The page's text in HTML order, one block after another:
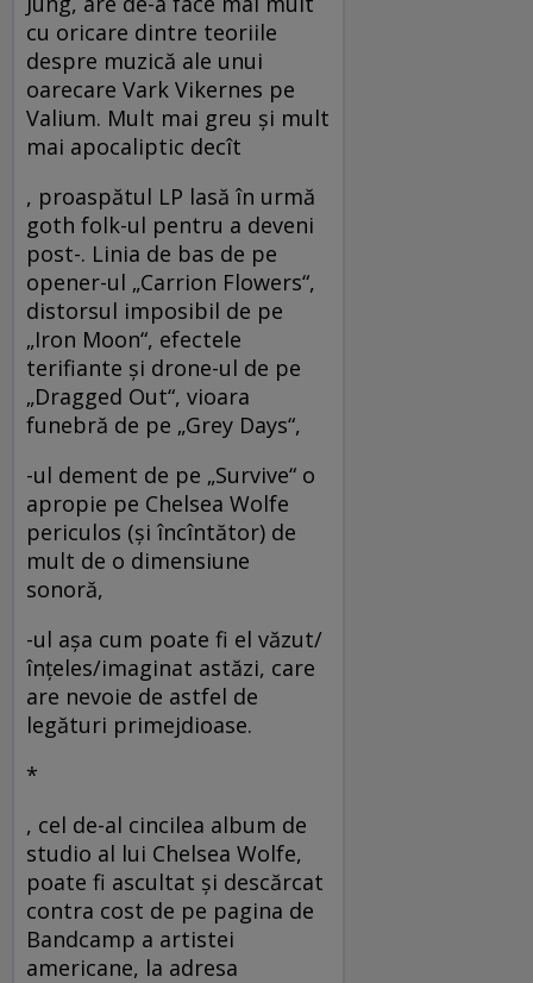
cu oricare dintre teoriile
despre muzică ale unui
oarecare Vark Vikernes pe
Valium. Mult mai greu şi mult
mai apocaliptic decît
, proaspătul LP lasă în urmă
goth folk-ul pentru a deveni
post-. Linia de bas de pe
opener-ul „Carrion Flowers“,
distorsul imposibil de pe
„Iron Moon“, efectele
terifiante şi drone-ul de pe
„Dragged Out“, vioara
funebră de pe „Grey Days“,
-ul dement de pe „Survive“ o
apropie pe Chelsea Wolfe
periculos (şi încîntător) de
mult de o dimensiune
sonoră,
-ul aşa cum poate fi el văzut/
înţeles/imaginat astăzi, care
are nevoie de astfel de
legături primejdioase.
*
, cel de-al cincilea album de
studio al lui Chelsea Wolfe,
poate fi ascultat şi descărcat
contra cost de pe pagina de
Bandcamp a artistei
americane, la adresa